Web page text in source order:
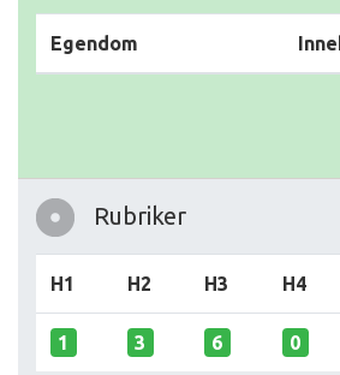
Egendom
Rubriker
H1 H2 H3 H4
1 3 6 0